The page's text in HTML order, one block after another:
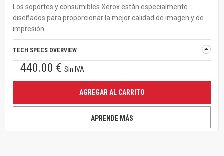
Los soportes y consumibles Xerox están especialmente
diseñados para proporcionar la mejor calidad de imagen y de
impresión.
TECH SPECS OVERVIEW
440.00 € Sin IVA
AGREGAR AL CARRITO
APRENDE MÁS